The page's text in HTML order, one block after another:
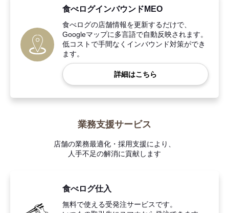
食べログインバウンドMEO
食べログの店舗情報を更新するだけで、
Googleマップに多言語で自動反映されます。
低コストで手間なくインバウンド対策ができ
ます。
詳細はこちら
業務支援サービス
店舗の業務最適化・採用支援により、
人手不足の解消に貢献します
食べログ仕入
無料で使える受発注サービスです。